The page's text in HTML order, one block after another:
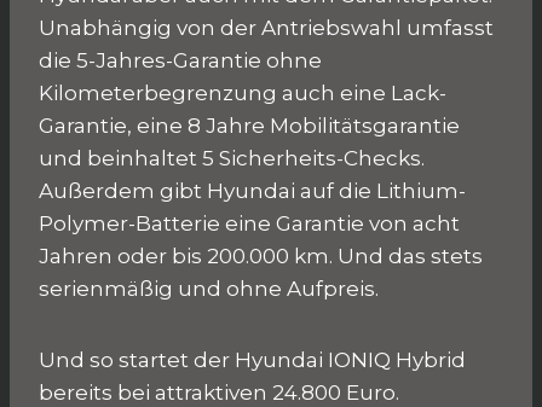
Unabhängig von der Antriebswahl umfasst
die 5-Jahres-Garantie ohne
Kilometerbegrenzung auch eine Lack-
Garantie, eine 8 Jahre Mobilitätsgarantie
und beinhaltet 5 Sicherheits-Checks.
Außerdem gibt Hyundai auf die Lithium-
Polymer-Batterie eine Garantie von acht
Jahren oder bis 200.000 km. Und das stets
serienmäßig und ohne Aufpreis.
Und so startet der Hyundai IONIQ Hybrid
bereits bei attraktiven 24.800 Euro.